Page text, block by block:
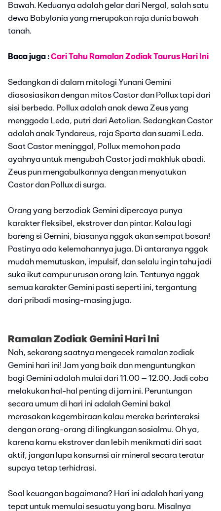
Bawah. Keduanya adalah gelar dari Nergal, salah satu
dewa Babylonia yang merupakan raja dunia bawah
tanah.
Baca juga :Cari Tahu Ramalan Zodiak Taurus Hari Ini
Sedangkan di dalam mitologi Yunani Gemini
diasosiasikan dengan mitos Castor dan Pollux tapi dari
sisi berbeda. Pollux adalah anak dewa Zeus yang
menggoda Leda, putri dari Aetolian. Sedangkan Castor
adalah anak Tyndareus, raja Sparta dan suami Leda.
Saat Castor meninggal, Pollux memohon pada
ayahnya untuk mengubah Castor jadi makhluk abadi.
Zeus pun mengabulkannya dengan menyatukan
Castor dan Pollux di surga.
Orang yang berzodiak Gemini dipercaya punya
karakter fleksibel, ekstrover dan pintar. Kalau lagi
bareng si Gemini, biasanya nggak akan sempat bosan!
Pastinya ada kelemahannya juga. Di antaranya nggak
mudah memutuskan, impulsif, dan selalu ingin tahu jadi
suka ikut campur urusan orang lain. Tentunya nggak
semua karakter Gemini pasti seperti ini, tergantung
dari pribadi masing-masing juga.
Ramalan Zodiak Gemini Hari Ini
Nah, sekarang saatnya mengecek ramalan zodiak
Gemini hari ini! Jam yang baik dan menguntungkan
bagi Gemini adalah mulai dari 11.00 – 12.00. Jadi coba
melakukan hal-hal penting di jam ini. Peruntungan
secara umum di hari ini adalah Gemini bakal
merasakan kegembiraan kalau mereka berinteraksi
dengan orang-orang di lingkungan sosialmu. Oh ya,
karena kamu ekstrover dan lebih menikmati diri saat
aktif, jangan lupa konsumsi air mineral secara teratur
supaya tetap terhidrasi.
Soal keuangan bagaimana? Hari ini adalah hari yang
tepat untuk memulai sesuatu yang baru. Misalnya